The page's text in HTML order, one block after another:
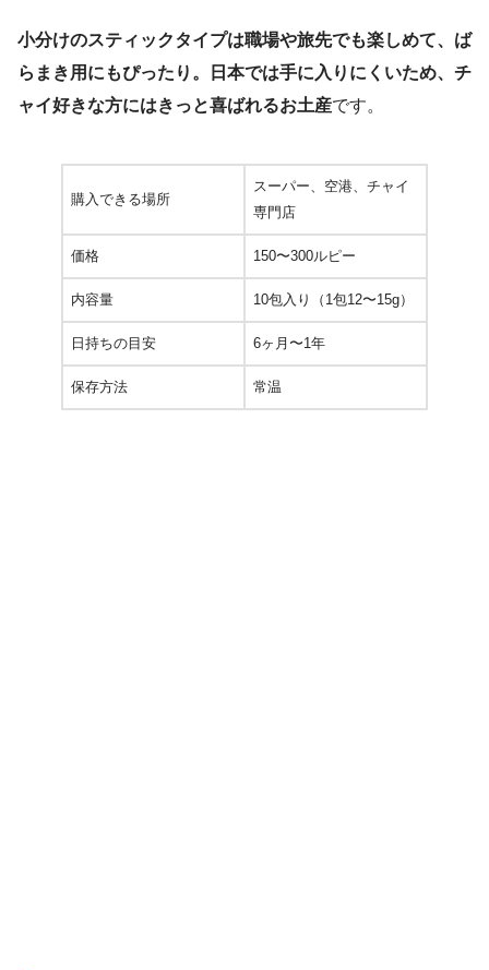
小分けのスティックタイプは職場や旅先でも楽しめて、ば
らまき用にもぴったり。日本では手に入りにくいため、チ
ャイ好きな方にはきっと喜ばれるお土産です。
購入できる場所
スーパー、空港、チャイ
専門店
価格 150〜300ルピー
内容量 10包入り（1包12〜15g）
日持ちの目安 6ヶ月〜1年
保存方法 常温